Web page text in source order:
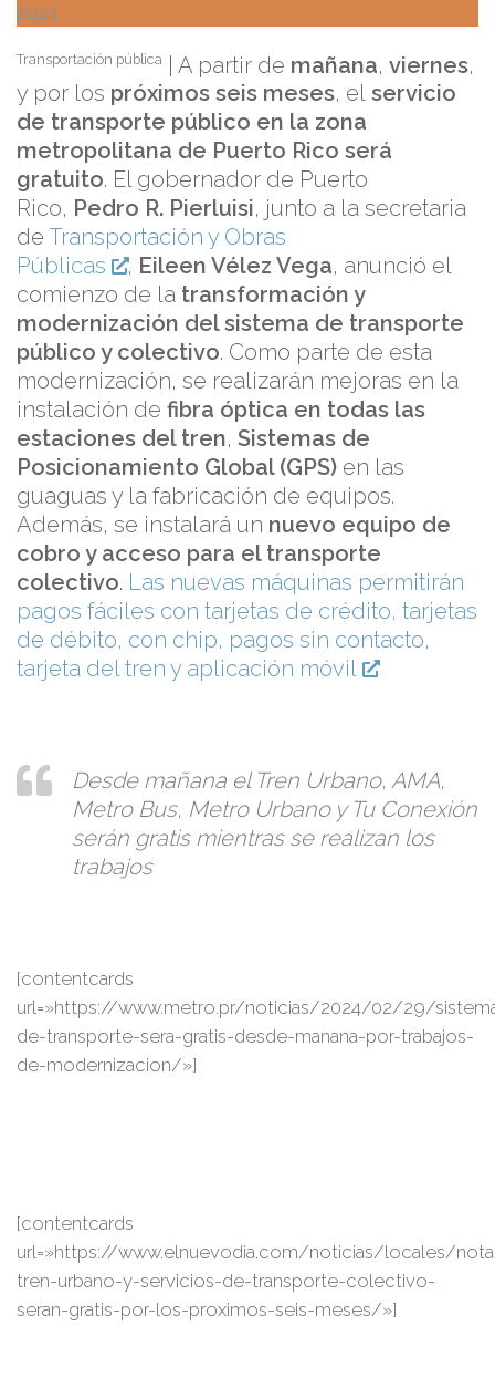
2024
Transportación pública | A partir de mañana, viernes,
y por los próximos seis meses, el servicio
de transporte público en la zona
metropolitana de Puerto Rico será
gratuito. El gobernador de Puerto
Rico, Pedro R. Pierluisi, junto a la secretaria
de Transportación y Obras
Públicas
, Eileen Vélez Vega, anunció el
comienzo de la transformación y
modernización del sistema de transporte
público y colectivo. Como parte de esta
modernización, se realizarán mejoras en la
instalación de fibra óptica en todas las
estaciones del tren, Sistemas de
Posicionamiento Global (GPS) en las
guaguas y la fabricación de equipos.
Además, se instalará un nuevo equipo de
cobro y acceso para el transporte
colectivo. Las nuevas máquinas permitirán
pagos fáciles con tarjetas de crédito, tarjetas
de débito, con chip, pagos sin contacto,
tarjeta del tren y aplicación móvil
Desde mañana el Tren Urbano, AMA,
Metro Bus, Metro Urbano y Tu Conexión
serán gratis mientras se realizan los
trabajos
[contentcards
url=»https://www.metro.pr/noticias/2024/02/29/
de-transporte-sera-gratis-desde-manana-por-trabajos-
de-modernizacion/»]
[contentcards
url=»https://www.elnuevodia.com/noticias/locales/
tren-urbano-y-servicios-de-transporte-colectivo-
seran-gratis-por-los-proximos-seis-meses/»]